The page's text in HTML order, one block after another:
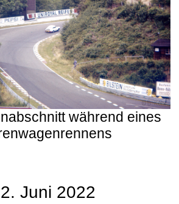
während eines
Juni 2022